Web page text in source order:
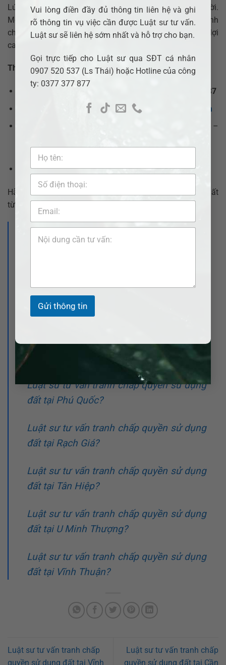
Vui lòng điền đầy đủ thông tin liên hệ và ghi
rõ thông tin vụ việc cần được Luật sư tư vấn.
Luật sư sẽ liên hệ sớm nhất và hỗ trợ cho bạn.
Gọi trực tiếp cho Luật sư qua SĐT cá nhân
0907 520 537 (Ls Thái) hoặc Hotline của công
ty: 0377 377 877
Gửi thông tin
Lức, đừng ngần ngại liên hệ luật sư để được hỗ trợ kịp thời.
Một luật sư có kinh nghiệm sẽ giúp bạn giải quyết tranh
chấp nhanh chóng, đúng pháp luật và bảo đảm quyền lợi
cao nhất.
Thông tin liên hệ:
0907.520.537
adbsaigon@gmail.com –info@adbsaigon.com
–
Facebook:Luật Bình Dương–Pháp lý nhanh VN
Hãy liên hệ ngay để nhận được sự tư vấn và hỗ trợ tốt nhất
từ ​​đội ngũ luật sư chuyên nghiệp.
>>> Xem thêm bài viết:
Luật sư tư vấn tranh chấp quyền sử dụng
đất tại Kiên Hải?
Luật sư tư vấn tranh chấp quyền sử dụng
đất tại Kiên Lương?
Luật sư tư vấn tranh chấp quyền sử dụng
đất tại Phú Quốc?
Luật sư tư vấn tranh chấp quyền sử dụng
đất tại Rạch Giá?
Luật sư tư vấn tranh chấp quyền sử dụng
đất tại Tân Hiệp?
Luật sư tư vấn tranh chấp quyền sử dụng
đất tại U Minh Thượng?
Luật sư tư vấn tranh chấp quyền sử dụng
đất tại Vĩnh Thuận?
Luật sư tư vấn tranh chấp
quyền sử dụng đất tại Vĩnh
Luật sư tư vấn tranh chấp
quyền sử dụng đất tại Cần